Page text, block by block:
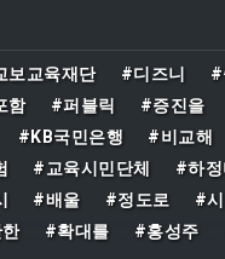
기 위해 마련됐
발생 이후 상황
현장 지휘, 인명
방용수 확보, 대
보교육재단 #디즈니 #
함 #퍼블릭 #증진을
#KB국민은행 #비교해
#교육시민단체 #하정
#배울 #정도로 #
#확대를 #홍성주